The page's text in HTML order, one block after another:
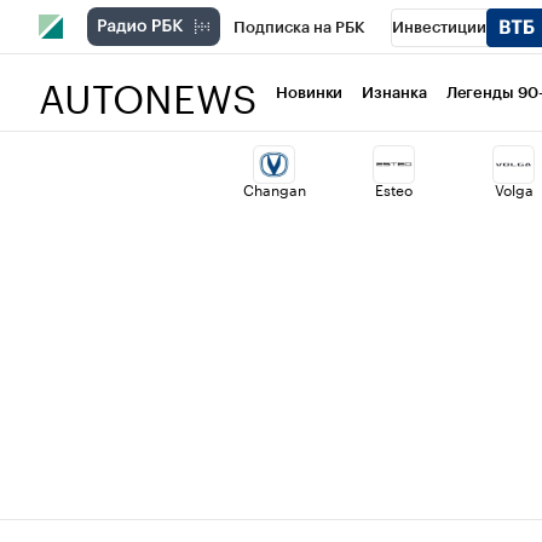
Подписка на РБК Инвестиции
Национальные проекты Город
Кредитные рейтинги Франшизы
AUTONEWS Новинки Изнанка Легенды
Changan Esteo Volga